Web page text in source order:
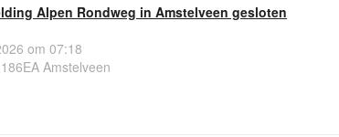
Alpen Rondweg in Amstelveen gesloten
om 07:18
Amstelveen